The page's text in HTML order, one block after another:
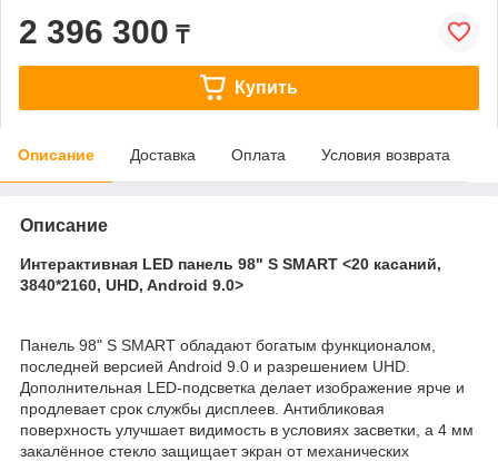
2 396 300 ₸
Купить
Описание Доставка Оплата Условия возврата
Описание
Интерактивная LED панель 98" S SMART <20 касаний,
3840*2160, UHD, Android 9.0>
Панель 98" S SMART обладают богатым функционалом,
последней версией Android 9.0 и разрешением UHD.
Дополнительная LED-подсветка делает изображение ярче и
продлевает срок службы дисплеев. Антибликовая
поверхность улучшает видимость в условиях засветки, а 4 мм
закалённое стекло защищает экран от механических